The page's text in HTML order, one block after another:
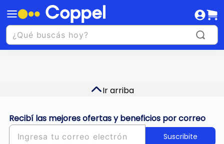
Ir arriba
Recibí las mejores ofertas y beneficios por correo
Suscribite